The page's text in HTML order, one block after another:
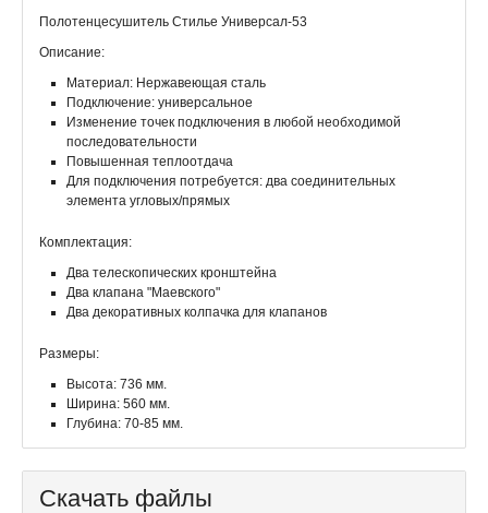
Полотенцесушитель Стилье Универсал-53
Описание:
Материал: Нержавеющая сталь
Подключение: универсальное
Изменение точек подключения в любой необходимой
последовательности
Повышенная теплоотдача
Для подключения потребуется: два соединительных
элемента угловых/прямых
Комплектация:
Два телескопических кронштейна
Два клапана "Маевского"
Два декоративных колпачка для клапанов
Размеры:
Высота: 736 мм.
Ширина: 560 мм.
Глубина: 70-85 мм.
Скачать файлы